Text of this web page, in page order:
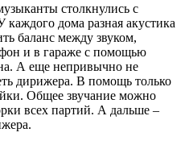
столкнулись с
дома разная акустика
баланс между звуком,
и в гараже с помощью
А еще непривычно не
дирижера. В помощь только
Общее звучание можно
всех партий. А дальше –